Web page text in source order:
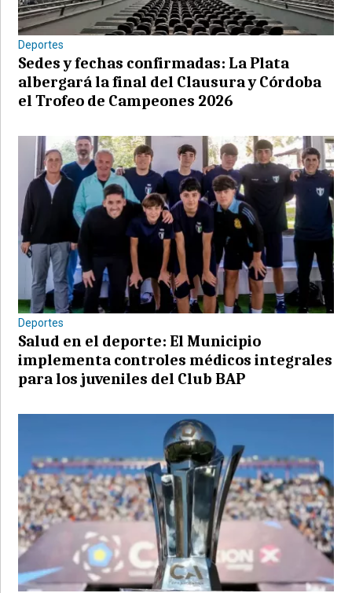
Deportes
Sedes y fechas confirmadas: La Plata
albergará la final del Clausura y Córdoba
el Trofeo de Campeones 2026
Deportes
Salud en el deporte: El Municipio
implementa controles médicos integrales
para los juveniles del Club BAP